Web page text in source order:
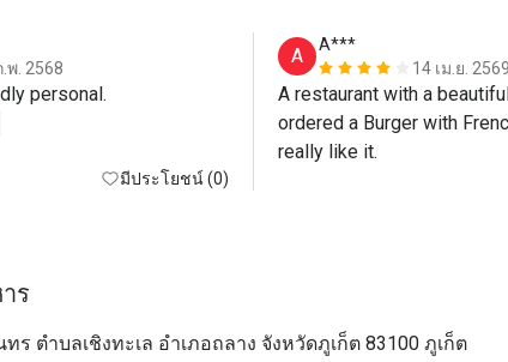
.พ. 2568
มีประโยชน์ (0)
A
A***
14 เม.ย. 2569
A restaurant with a
ordered a Burger with
really like it.
ร
ร ตำบลเชิงทะเล อำเภอถลาง จังหวัดภูเก็ต 83100 ภูเก็ต